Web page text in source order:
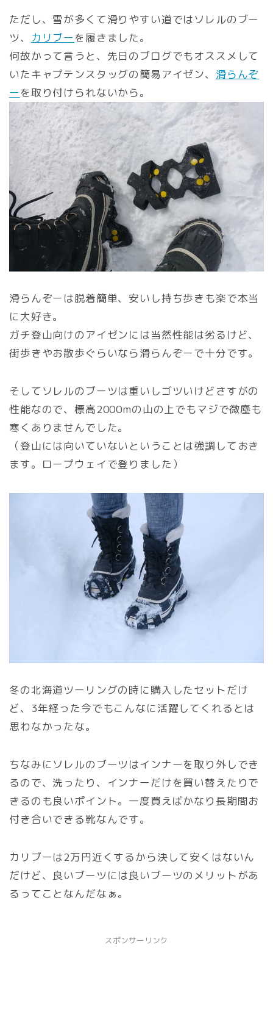
ただし、雪が多くて滑りやすい道ではソレルのブー
ツ、
カリブーを履きました。
何故かって言うと、先日のブログでもオススメして
いたキャプテンスタッグの簡易アイゼン、 滑らんぞ
ーを取り付けられないから。
滑らんぞーは脱着簡単、安いし持ち歩きも楽で本当
に大好き。
ガチ登山向けのアイゼンには当然性能は劣るけど、
街歩きやお散歩ぐらいなら滑らんぞーで十分です。
そしてソレルのブーツは重いしゴツいけどさすがの
性能なので、標高2000mの山の上でもマジで微塵も
寒くありませんでした。
（登山には向いていないということは強調しておき
ます。ロープウェイで登りました）
冬の北海道ツーリングの時に購入したセットだけ
ど、3年経った今でもこんなに活躍してくれるとは
思わなかったな。
ちなみにソレルのブーツはインナーを取り外しでき
るので、洗ったり、インナーだけを買い替えたりで
きるのも良いポイント。一度買えばかなり長期間お
付き合いできる靴なんです。
カリブーは2万円近くするから決して安くはないん
だけど、良いブーツには良いブーツのメリットがあ
るってことなんだなぁ。
スポンサーリンク